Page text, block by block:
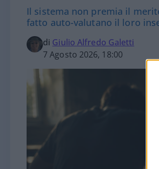
Il sistema non premia il
fatto auto-valutano il loro
di Giulio Alfredo Galetti
7 Agosto 2026, 18:00